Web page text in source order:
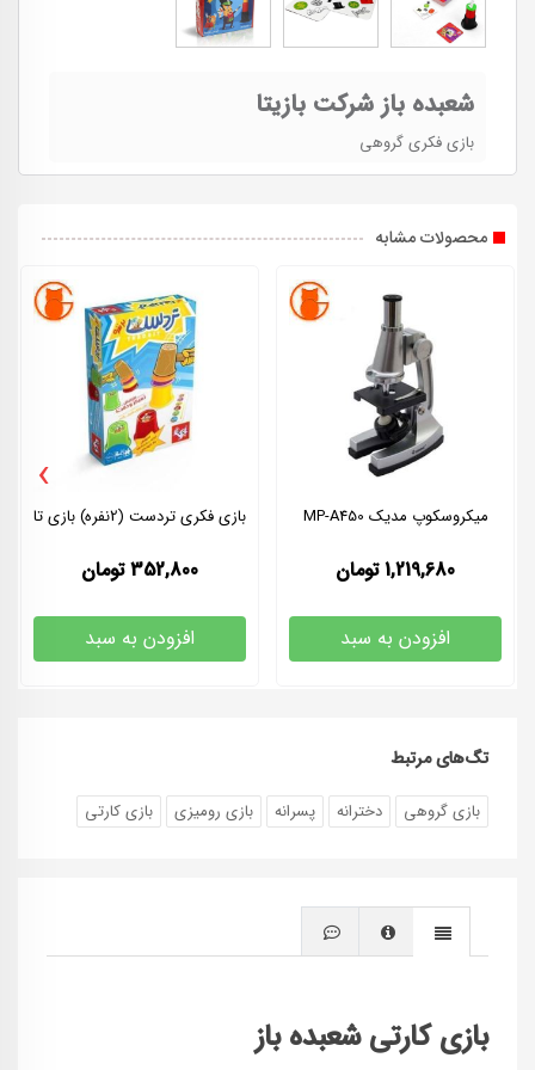
شعبده باز شرکت بازیتا
بازی فکری گروهی
محصولات مشابه
میکروسکوپ مدیک MP-A450
1,219,680 تومان
افزودن به سبد
بازی فکری تردست (2نفره) بازی تا
352,800 تومان
افزودن به سبد
›
تگ‌های مرتبط
بازی گروهی دخترانه پسرانه بازی رومیزی بازی کارتی
بازی کارتی شعبده باز